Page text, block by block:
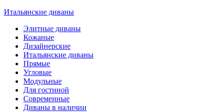
Итальянские диваны
Элитные диваны
Кожаные
Дизайнерские
Итальянские диваны
Прямые
Угловые
Модульные
Для гостиной
Современные
Диваны в наличии